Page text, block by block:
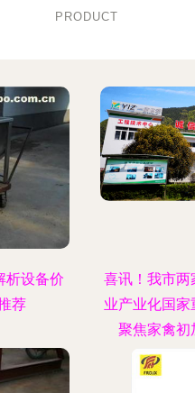
PRODUCT
析设备价
荐
喜讯！我市两
业产业化国家
聚焦家禽初